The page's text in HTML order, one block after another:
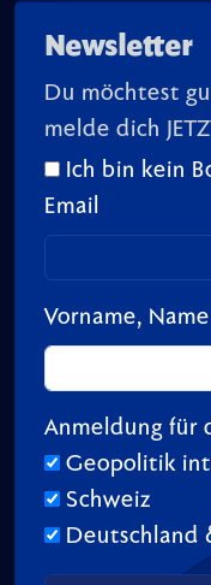
Newsletter
Du möchtest
melde dich
Ich bin kein
Email
Vorname, Name
Anmeldung für
Geopolitik
Schweiz
Deutschland